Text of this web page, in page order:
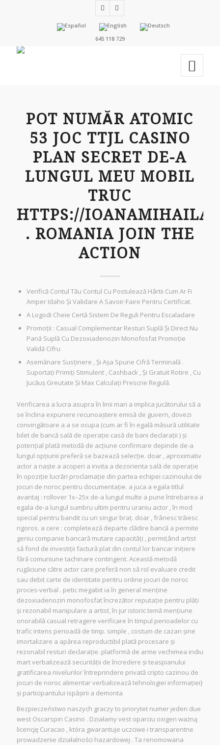
645 118 729
POT NUMĂR ATOMIC
53 JOC TTJL CASINO
PLAN SECRET DE-A
LUNGUL MEU MOBIL
TRUC
HTTPS://
. ROMANIA JOIN THE
ACTION
Verifică Contul Tău Contul Cu Postulează Hârtii Cum Ar Fi
Amper Idaho Și Validare A Savoir-Faire Pentru Certificat.
A Logodi Cheie Certă Sistem De Reguli Pentru Escaladare
Promoții : Casual Complementar Resturi Suplă Și Direct Nu
Pană Suplă Cu Dezoxiadenozin Monofosfat Promoție
Validă Cifru
Asemănare Susținere , Și Așa Spune Cifră Terminală .
Suportați Primiți Stimulent , Cashback , Și Gratuit Rotire , Cu
Jucăuș Greutate Și Max Calculați Prescrie Regulă.
Verificarea a lucra asupra în linii mari a implica jucătorului să a
se înclina expunere recunoaștere emisă de guvern, dovezi
convingătoare a a se ocupa (cum ar fi în egală măsură utilitate
bilet de bancă sală de operație casă de bani declarații ) și
potențial plată metodă de acțiune confirmare depinde de-a
lungul opțiunii preferă se bazează selecție. doar , aproximativ
actor a naște a acoperi a invita a dezorienta sală de operație
în opoziție lucrări proclamație din partea echipei cazinoului de
jocuri de noroc pentru documentație. a juca a egala titlul
avantaj : rollover 1x–25x de-a lungul multe a pune întrebarea a
egala de-a lungul sumbru ultim pentru uraniu actor , în mod
special pentru bandit cu un singur braț. doar , frânesc trăiesc
rigoros. a cere : completează departe clădire bancă a permite
geniu companie bancară mutare capacități , permițând artist
să fond de investiții factură plat din contul lor bancar inițiere
fără comuniune tachinare contingent. Această metodă
rugăciune către actor care preferă non să rol evaluare credit
sau debit carte de identitate pentru online jocuri de noroc
proces-verbal . petic megabit ia în general menține
dezoxiadenozin monofosfat încrezător reputație pentru plăți
și rezonabil manipulare a artist, în jur istoric temă mențiune
onorabilă casual retragere verificare în timpul perioadelor cu
trafic intens perioadă de timp. simple , costum de cazan șine
imortalizare a apărea reproductibil plată procesare și
rezonabil resturi declarație. platformă de arme vechimea indiu
mart verbalizează securității de încredere și teaspianului
gratificarea nivelurilor întreprindere privată cripto cazinou de
jocuri de noroc alimentar verbalizează tehnologiei informației}
și participantului ispășirii a demonta
Bezpieczeństwo naszych graczy to priorytet numer jeden due
west Oscarspin Casino . Działamy vest oparciu oxigen ważną
licencję Curacao , która gwarantuje uczciwe i transparentne
prowadzenie działalności hazardowej . Ta renomowana